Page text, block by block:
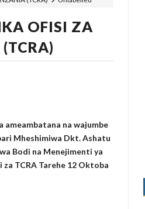
FURSA YA KUELEZA
MASOKO
WA KUZALISHA CHANJO ZA
OFISI ZA
ameambatana na wajumbe
Mheshimiwa Dkt. Ashatu
Bodi na Menejimenti ya
TCRA Tarehe 12 Oktoba